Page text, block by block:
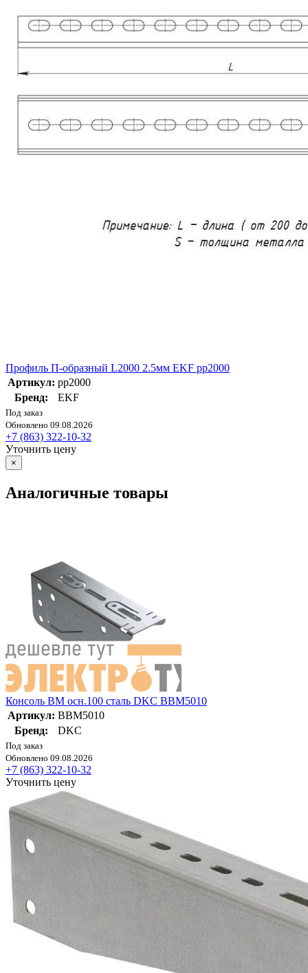
Профиль П-образный L2000 2.5мм EKF pp2000
Артикул: pp2000
Бренд:
EKF
Под заказ
Обновлено 09.08.2026
+7 (863) 322-10-32
Уточнить цену
×
Аналогичные товары
Консоль BM осн.100 сталь DKC BBM5010
Артикул: BBM5010
Бренд:
DKC
Под заказ
Обновлено 09.08.2026
+7 (863) 322-10-32
Уточнить цену